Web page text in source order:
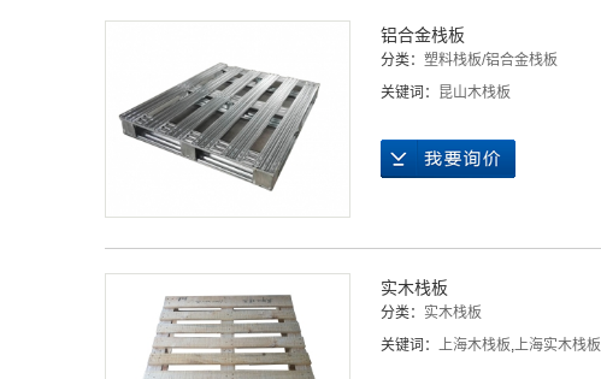
铝合金栈板
分类： 塑料栈板/铝合金栈板
关键词： 昆山木栈板
实木栈板
分类： 实木栈板
关键词： 上海木栈板,上海实木栈板